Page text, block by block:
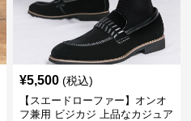
¥5,500 (税込)
【スエードローファー】オンオ
フ兼用 ビジカジ 上品なカジュア